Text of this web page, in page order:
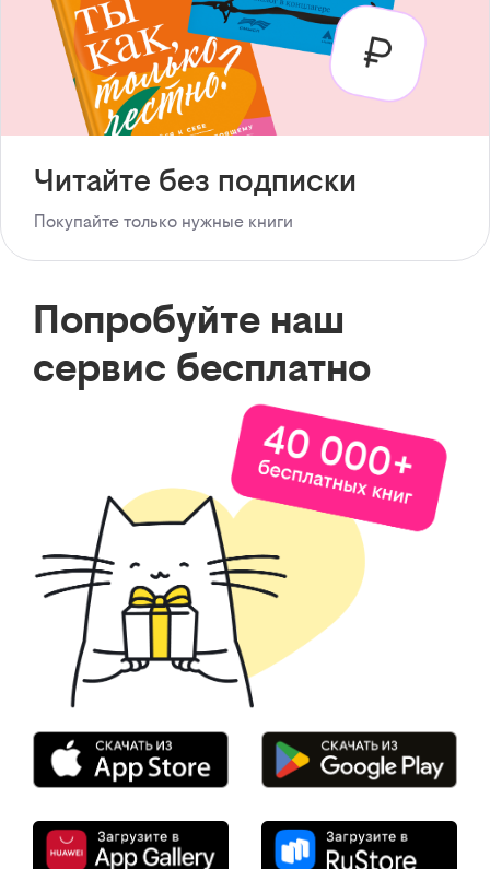
Читайте без подписки
Покупайте только нужные книги
Попробуйте наш
сервис бесплатно